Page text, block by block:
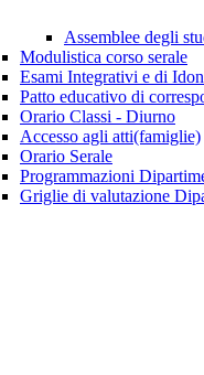
Assemblee degli
Modulistica corso serale
Esami Integrativi e di
Patto educativo di
Orario Classi - Diurno
Accesso agli atti(famiglie)
Orario Serale
Programmazioni
Griglie di valutazione